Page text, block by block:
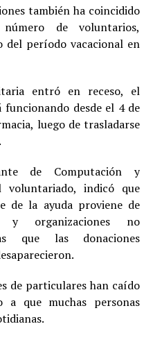
también ha coincidido
de voluntarios,
período vacacional en
entró en receso, el
desde el 4 de
luego de trasladarse
de Computación y
voluntariado, indicó que
de la ayuda proviene de
y organizaciones no
que las donaciones
de particulares han caído
que muchas personas